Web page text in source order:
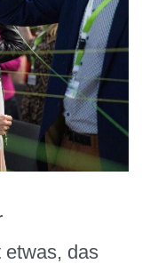
etwas, das